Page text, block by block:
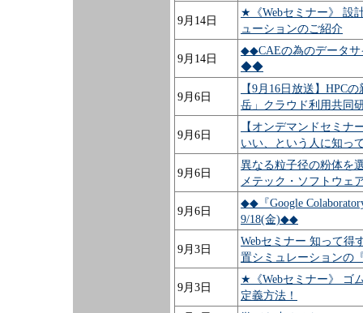
9月14日
★《Webセミナー》 設
ューションのご紹介
9月14日
◆◆CAEの為のデータ
◆◆
9月6日
【9月16日放送】HPC
岳」クラウド利用共同
9月6日
【オンデマンドセミ
いい、という人に知っ
9月6日
異なる粒子径の粉体を
メテック・ソフトウェ
9月6日
◆◆『Google
9/18(金)◆◆
9月3日
Webセミナー 知って得
置シミュレーションの
9月3日
★《Webセミナー》 ゴ
定義方法！